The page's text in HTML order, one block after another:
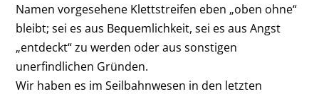
Namen vorgesehene Klettstreifen eben „oben ohne“
bleibt; sei es aus Bequemlichkeit, sei es aus Angst
„entdeckt“ zu werden oder aus sonstigen
unerfindlichen Gründen.
Wir haben es im Seilbahnwesen in den letzten